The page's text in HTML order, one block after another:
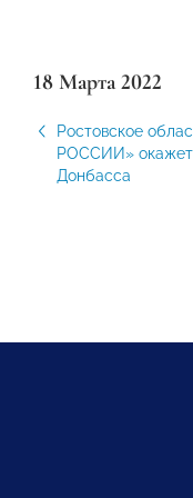
18 Марта 2022
Ростовское
РОССИИ» окажет
Донбасса